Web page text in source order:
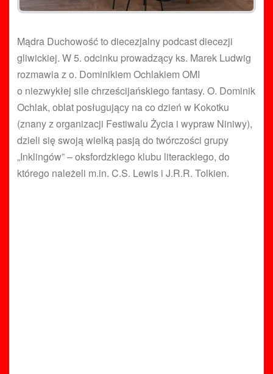
Mądra Duchowość to diecezjalny podcast diecezji
gliwickiej. W 5. odcinku prowadzący ks. Marek Ludwig
rozmawia z o. Dominikiem Ochlakiem OMI
o niezwykłej sile chrześcijańskiego fantasy. O. Dominik
Ochlak, oblat posługujący na co dzień w Kokotku
(znany z organizacji Festiwalu Życia i wypraw Niniwy),
dzieli się swoją wielką pasją do twórczości grupy
„Inklingów” – oksfordzkiego klubu literackiego, do
którego należeli m.in. C.S. Lewis i J.R.R. Tolkien.